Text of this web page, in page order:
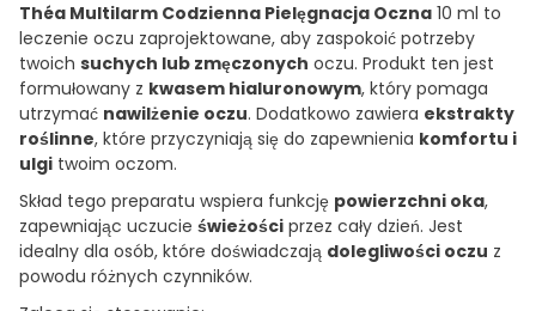
Théa Multilarm Codzienna Pielęgnacja Oczna 10 ml to
leczenie oczu zaprojektowane, aby zaspokoić potrzeby
twoich suchych lub zmęczonych oczu. Produkt ten jest
formułowany z kwasem hialuronowym, który pomaga
utrzymać nawilżenie oczu. Dodatkowo zawiera ekstrakty
roślinne, które przyczyniają się do zapewnienia komfortu i
ulgi twoim oczom.
Skład tego preparatu wspiera funkcję powierzchni oka,
zapewniając uczucie świeżości przez cały dzień. Jest
idealny dla osób, które doświadczają dolegliwości oczu z
powodu różnych czynników.